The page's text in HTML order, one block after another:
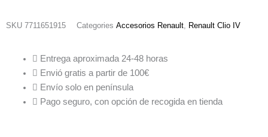
SKU 7711651915 Categories Accesorios Renault, Renault Clio IV
Entrega aproximada 24-48 horas
Envió gratis a partir de 100€
Envío solo en península
Pago seguro, con opción de recogida en tienda